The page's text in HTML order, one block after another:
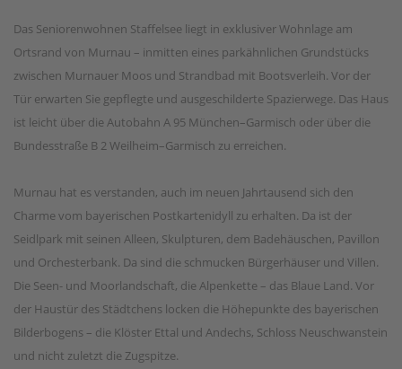
Das Seniorenwohnen Staffelsee liegt in exklusiver Wohnlage am
Ortsrand von Murnau – inmitten eines parkähnlichen Grundstücks
zwischen Murnauer Moos und Strandbad mit Bootsverleih. Vor der
Tür erwarten Sie gepflegte und ausgeschilderte Spazierwege. Das Haus
ist leicht über die Autobahn A 95 München–Garmisch oder über die
Bundesstraße B 2 Weilheim–Garmisch zu erreichen.
Murnau hat es verstanden, auch im neuen Jahrtausend sich den
Charme vom bayerischen Postkartenidyll zu erhalten. Da ist der
Seidlpark mit seinen Alleen, Skulpturen, dem Badehäuschen, Pavillon
und Orchesterbank. Da sind die schmucken Bürgerhäuser und Villen.
Die Seen- und Moorlandschaft, die Alpenkette – das Blaue Land. Vor
der Haustür des Städtchens locken die Höhepunkte des bayerischen
Bilderbogens – die Klöster Ettal und Andechs, Schloss Neuschwanstein
und nicht zuletzt die Zugspitze.